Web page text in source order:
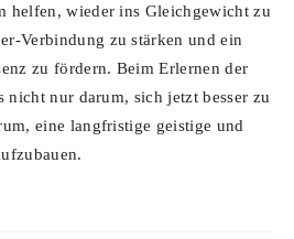
helfen, wieder ins Gleichgewicht zu
Verbindung zu stärken und ein
zu fördern. Beim Erlernen der
nicht nur darum, sich jetzt besser zu
eine langfristige geistige und